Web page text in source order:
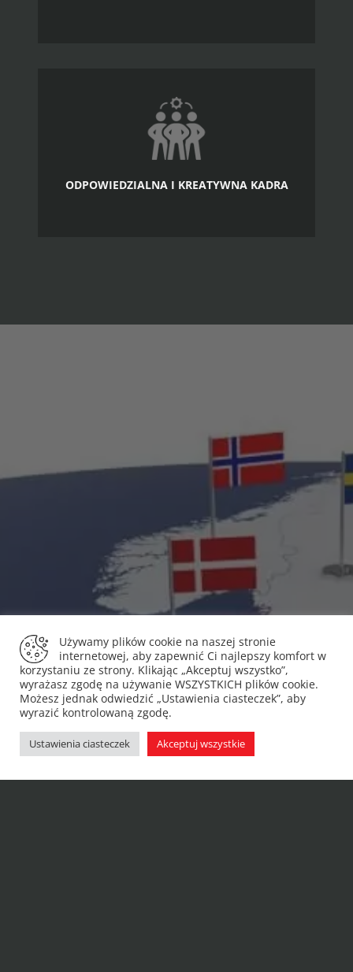
ODPOWIEDZIALNA I KREATYWNA KADRA
Używamy plików cookie na naszej stronie
internetowej, aby zapewnić Ci najlepszy komfort w
korzystaniu ze strony. Klikając „Akceptuj wszystko”,
wyrażasz zgodę na używanie WSZYSTKICH plików cookie.
Możesz jednak odwiedzić „Ustawienia ciasteczek”, aby
wyrazić kontrolowaną zgodę.
Ustawienia ciasteczek Akceptuj wszystkie